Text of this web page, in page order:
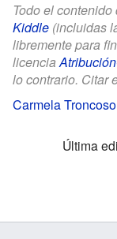
Todo el
Kiddle (incluidas
libremente para
licencia
lo contrario. Citar
Carmela
Última